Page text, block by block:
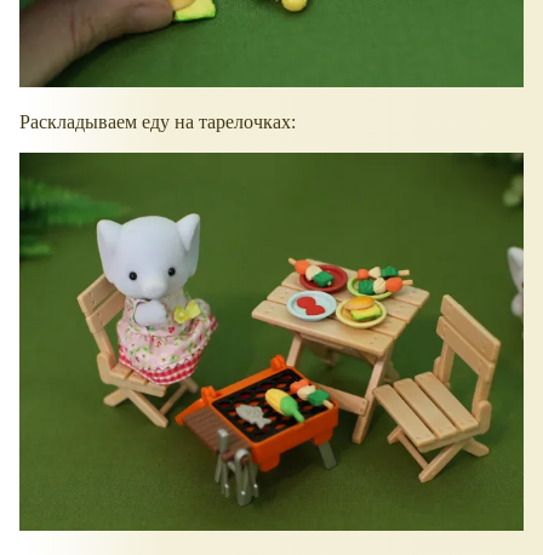
Раскладываем еду на тарелочках: